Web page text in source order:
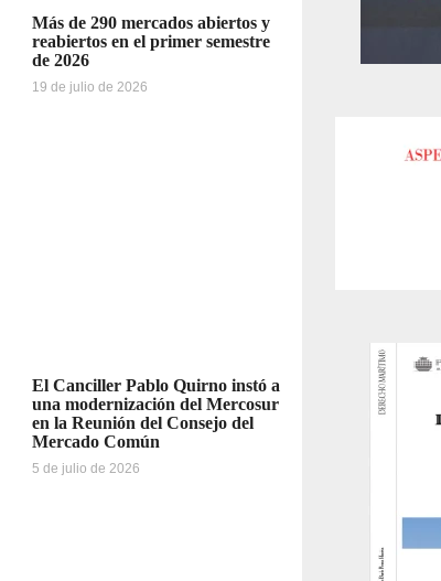
Más de 290 mercados abiertos y
reabiertos en el primer semestre
de 2026
19 de julio de 2026
El Canciller Pablo Quirno instó a
una modernización del Mercosur
en la Reunión del Consejo del
Mercado Común
5 de julio de 2026